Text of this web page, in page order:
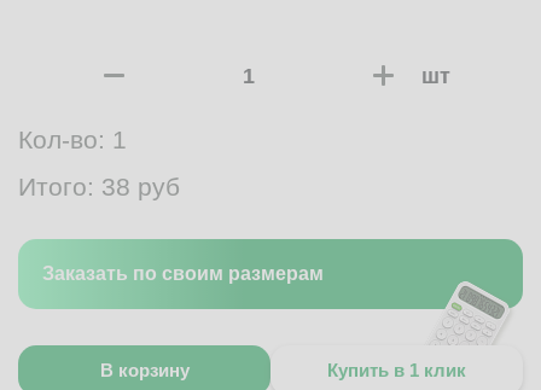
шт
Кол-во: 1
Итого: 38 руб
Заказать по своим размерам
В корзину Купить в 1 клик